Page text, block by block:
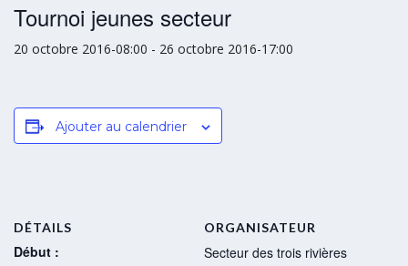
Tournoi jeunes secteur
20 octobre 2016-08:00 - 26 octobre 2016-17:00
Ajouter au calendrier
DÉTAILS
Début :
ORGANISATEUR
Secteur des trois rivières